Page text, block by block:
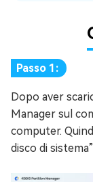
Passo 1:
Dopo aver
Manager sul
computer.
disco di